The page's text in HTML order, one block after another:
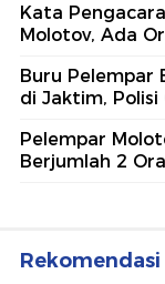
Kata
Molotov, Ada
Buru Pelempar
di Jaktim, Polisi
Pelempar
Berjumlah 2
Rekomendasi